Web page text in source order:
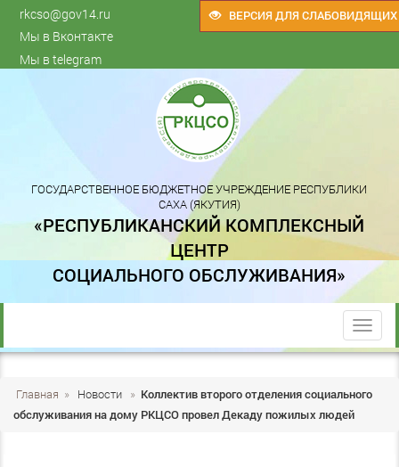
ВЕРСИЯ ДЛЯ СЛАБОВИДЯЩИХ
rkcso@gov14.ru
Мы в Вконтакте
Мы в telegram
ГОСУДАРСТВЕННОЕ БЮДЖЕТНОЕ УЧРЕЖДЕНИЕ РЕСПУБЛИКИ
САХА (ЯКУТИЯ)
«РЕСПУБЛИКАНСКИЙ КОМПЛЕКСНЫЙ
ЦЕНТР
СОЦИАЛЬНОГО ОБСЛУЖИВАНИЯ»
trk
Главная » Новости » Коллектив второго отделения социального
обслуживания на дому РКЦСО провел Декаду пожилых людей